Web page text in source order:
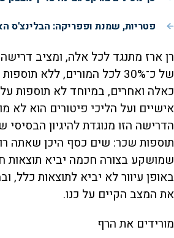
פטריות, שמנת ופפריקה: הבלינצ'ס
רן ארז מתנגד לכל אלה, ומציב
של כ־30% לכל המורים, ללא
כאלה ואחרים, במיוחד לא תוספות על
אישיים ועל הליכי פיטורים הוא לא
הדרישה הזו מנוגדת להיגיון
תוספות שכר: שים כסף היכן שאתה
שמושקע בצורה חכמה יביא
באופן עיוור לא יביא לתוצאות כלל,
את המצב הקיים על כנו.
מורידים את הרף